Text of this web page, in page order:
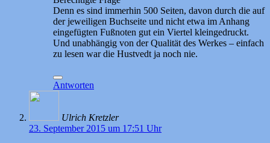
Denn es sind immerhin 500 Seiten, davon durch die auf
der jeweiligen Buchseite und nicht etwa im Anhang
eingefügten Fußnoten gut ein Viertel kleingedruckt.
Und unabhängig von der Qualität des Werkes – einfach
zu lesen war die Hustvedt ja noch nie.
Antworten
Ulrich Kretzler
23. September 2015 um 17:51 Uhr